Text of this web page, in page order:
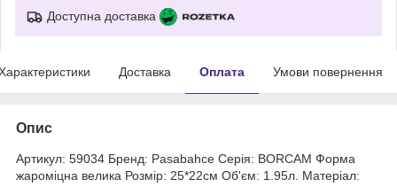
Доступна доставка
Доставка Оплата Умови повернення
Опис
Артикул: 59034 Бренд: Pasabahce Серія: BORCAM Форма
жароміцна велика Розмір: 25*22см Об'єм: 1.95л. Матеріал: